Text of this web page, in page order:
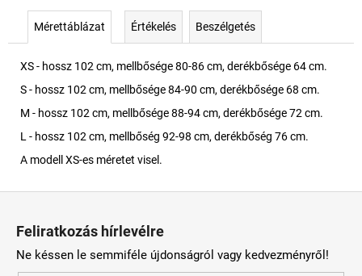
Mérettáblázat Értékelés Beszélgetés
XS - hossz 102 cm, mellbősége 80-86 cm, derékbősége 64 cm.
S - hossz 102 cm, mellbősége 84-90 cm, derékbősége 68 cm.
M - hossz 102 cm, mellbősége 88-94 cm, derékbősége 72 cm.
L - hossz 102 cm, mellbőség 92-98 cm, derékbőség 76 cm.
A modell XS-es méretet visel.
Feliratkozás hírlevélre
Ne késsen le semmiféle újdonságról vagy kedvezményről!